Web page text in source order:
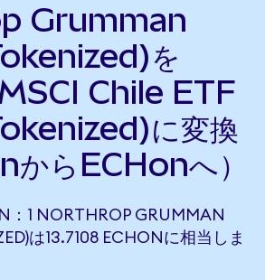
Grumman
を
Chile ETF
に変換
からECHonへ）
1 NORTHROP GRUMMAN
は13.7108 ECHONに相当しま